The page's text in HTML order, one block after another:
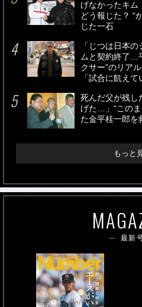
げなかったキム
どう報じた？ “
じた一石
「じつは日本
ムと契約終了…
クサー”のリア
「試合に飢えて
死んだ父が残し
げた…」“この
た金平桂一郎を
もっと
最新